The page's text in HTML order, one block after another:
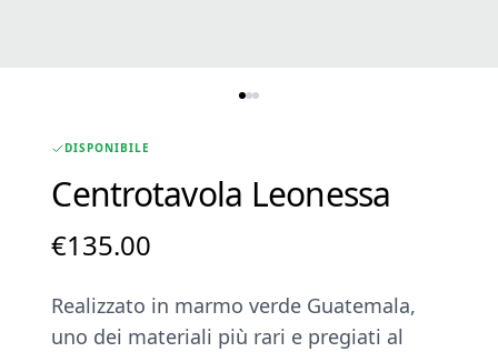
DISPONIBILE
Centrotavola Leonessa
€135.00
Realizzato in marmo verde Guatemala,
uno dei materiali più rari e pregiati al